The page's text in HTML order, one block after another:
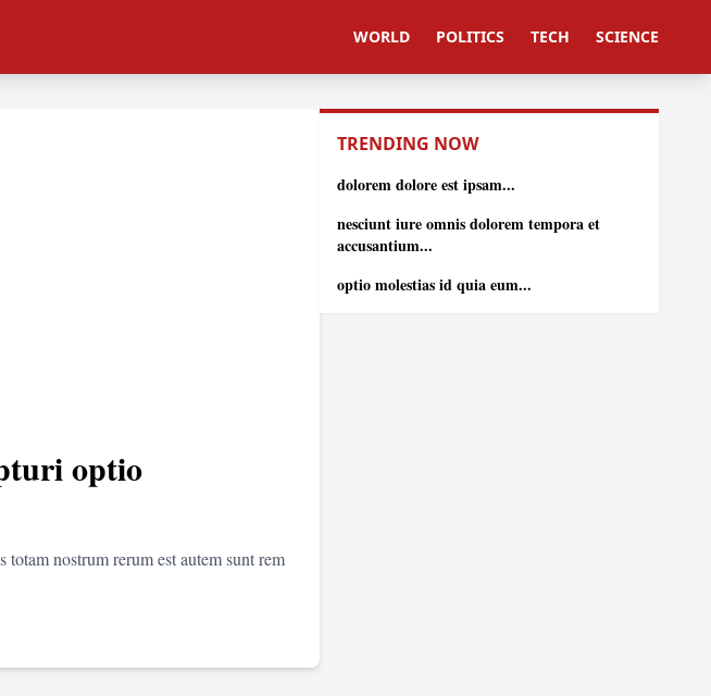
WORLD POLITICS TECH SCIENCE
optio
totam nostrum rerum est autem sunt rem
TRENDING NOW
dolorem dolore est ipsam...
nesciunt iure omnis dolorem tempora et
accusantium...
optio molestias id quia eum...